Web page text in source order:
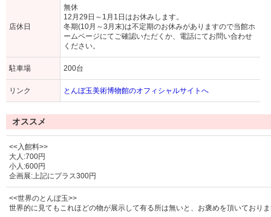
店休日
無休
12月29日～1月1日はお休みします。
冬期(10月～3月末)は不定期のお休みがありますので当館ホ
ームページにてご確認いただくか、電話にてお問い合わせ
ください。
駐車場 200台
リンク とんぼ玉美術博物館のオフィシャルサイトへ
オススメ
<<入館料>>
大人:700円
小人:600円
企画展:上記にプラス300円
<<世界のとんぼ玉>>
世界的に見てもこれほどの物が展示して有る所は無いと、お褒めを頂いており